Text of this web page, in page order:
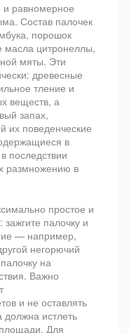
равномерное
Состав палочек
порошок
масла цитронеллы,
мяты. Эти
древесные
тление и
веществ, а
запах,
поведенческие
в
последствии
размножению в
простое и
палочку и
— например,
негорючий
на
Важно
и не оставлять
должна истлеть
Для